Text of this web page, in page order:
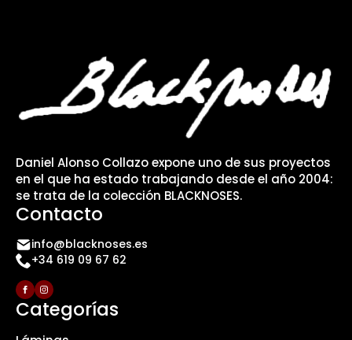
Daniel Alonso Collazo expone uno de sus proyectos
en el que ha estado trabajando desde el año 2004:
se trata de la colección BLACKNOSES.
Contacto
info@blacknoses.es
+34 619 09 67 62
Categorías